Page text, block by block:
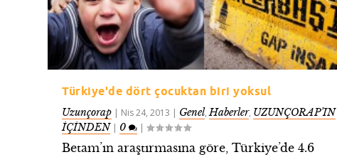
Türkiye'de dört çocuktan biri yoksul
Uzunçorap | Nis 24, 2013 | Genel,Haberler, UZUNÇORAP’IN
İÇİNDEN| 0 |
Betam’ın araştırmasına göre, Türkiye’de 4.6